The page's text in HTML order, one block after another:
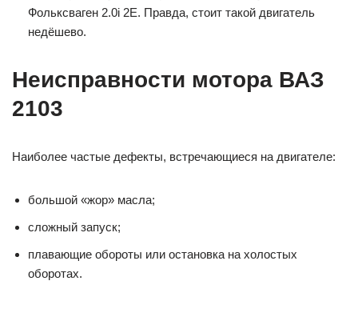
Фольксваген 2.0i 2E. Правда, стоит такой двигатель
недёшево.
Неисправности мотора ВАЗ
2103
Наиболее частые дефекты, встречающиеся на двигателе:
большой «жор» масла;
сложный запуск;
плавающие обороты или остановка на холостых
оборотах.